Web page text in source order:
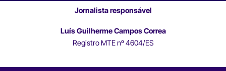
Jornalista responsável
Luís Guilherme Campos Correa
Registro MTE nº 4604/ES